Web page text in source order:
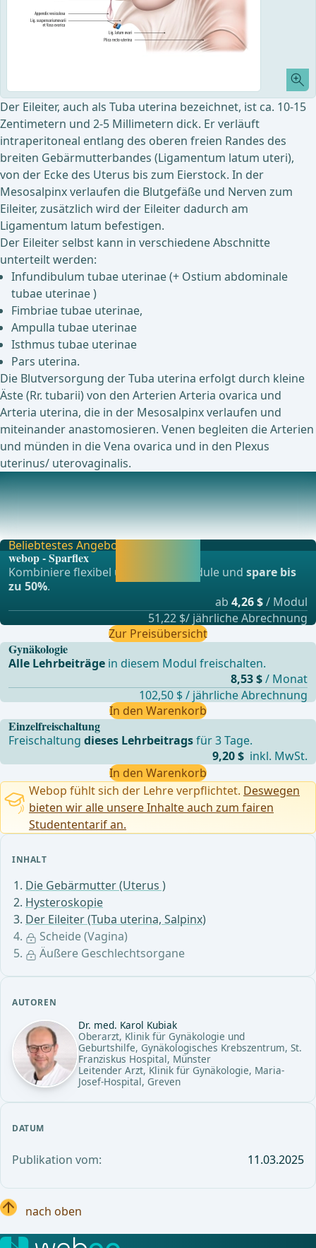
INHALT
Die Gebärmutter (Uterus )
Hysteroskopie
Der Eileiter (Tuba uterina, Salpinx)
Scheide (Vagina)
Äußere Geschlechtsorgane
AUTOREN
Dr. med. Karol Kubiak
Oberarzt, Klinik für Gynäkologie und
Geburtshilfe, Gynäkologisches Krebszentrum, St.
Franziskus Hospital, Münster
Leitender Arzt, Klinik für Gynäkologie, Maria-
Josef-Hospital, Greven
DATUM
Publikation vom: 11.03.2025
Der Eileiter, auch als Tuba uterina bezeichnet, ist ca. 10-15
Zentimetern und 2-5 Millimetern dick. Er verläuft
intraperitoneal entlang des oberen freien Randes des
breiten Gebärmutterbandes (Ligamentum latum uteri),
von der Ecke des Uterus bis zum Eierstock. In der
Mesosalpinx verlaufen die Blutgefäße und Nerven zum
Eileiter, zusätzlich wird der Eileiter dadurch am
Ligamentum latum befestigen.
Der Eileiter selbst kann in verschiedene Abschnitte
unterteilt werden:
Infundibulum tubae uterinae (+ Ostium abdominale
tubae uterinae )
Fimbriae tubae uterinae,
Ampulla tubae uterinae
Isthmus tubae uterinae
Pars uterina.
Die Blutversorgung der Tuba uterina erfolgt durch kleine
Äste (Rr. tubarii) von den Arterien Arteria ovarica und
Arteria uterina, die in der Mesosalpinx verlaufen und
miteinander anastomosieren. Venen begleiten die Arterien
und münden in die Vena ovarica und in den Plexus
uterinus/ uterovaginalis.
Scheide (Vagina)
Länge und Struktur: Die Vagina ist ein muskulöses und
bindegewebiges Organ mit einer Länge von etwa
Einzelfreischaltung
Freischaltungdieses Lehrbeitragsfür 3 Tage.
9,20 $ inkl. MwSt.
In den Warenkorb
Beliebtestes Angebot
webop - Sparflex
Kombiniere flexibel unsere Lernmodule undspare bis
zu 50%.
ab 4,26 $/ Modul
51,22 $/ jährliche Abrechnung
Zur Preisübersicht
Gynäkologie
Alle Lehrbeiträge in diesem Modul freischalten.
8,53 $/ Monat
102,50 $ / jährliche Abrechnung
In den Warenkorb
Webop fühlt sich der Lehre verpflichtet. Deswegen
bieten wir alle unsere Inhalte auch zum fairen
Studententarif an.
nach oben